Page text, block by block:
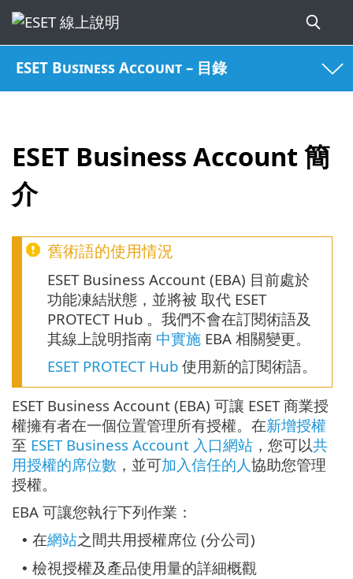
ESET Business Account – 目錄
ESET Business Account 簡
介
舊術語的使用情況
ESET Business Account (EBA) 目前處於
功能凍結狀態，並將被 取代 ESET
PROTECT Hub 。我們不會在訂閱術語及
其線上說明指南 中實施 EBA 相關變更。
ESET PROTECT Hub 使用新的訂閱術語。
ESET Business Account (EBA) 可讓 ESET 商業授
權擁有者在一個位置管理所有授權。在新增授權
至 ESET Business Account 入口網站 ，您可以共
用授權的席位數 ，並可加入信任的人協助您管理
授權。
EBA 可讓您執行下列作業：
• 在網站之間共用授權席位 (分公司)
• 檢視授權及產品使用量的詳細概觀